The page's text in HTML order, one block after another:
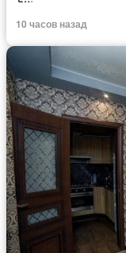
10 часов назад